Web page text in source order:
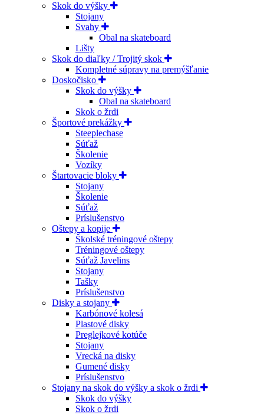
Skok do výšky
Stojany
Svahy
Obal na skateboard
Lišty
Skok do diaľky / Trojitý skok
Kompletné súpravy na premýšľanie
Doskočisko
Skok do výšky
Obal na skateboard
Skok o žrdi
Športové prekážky
Steeplechase
Súťaž
Školenie
Vozíky
Štartovacie bloky
Stojany
Školenie
Súťaž
Príslušenstvo
Oštepy a kopije
Školské tréningové oštepy
Tréningové oštepy
Súťaž Javelins
Stojany
Tašky
Príslušenstvo
Disky a stojany
Karbónové kolesá
Plastové disky
Preglejkové kotúče
Stojany
Vrecká na disky
Gumené disky
Príslušenstvo
Stojany na skok do výšky a skok o žrdi
Skok do výšky
Skok o žrdi